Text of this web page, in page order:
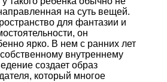
на суть вещей.
для фантазии и
он
ярко. В нем с ранних лет
собственному внутреннему
создает образ
который многое